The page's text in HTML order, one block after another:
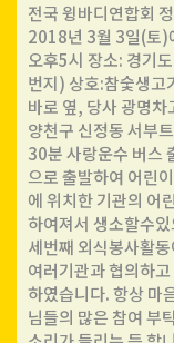
전국 윙바디연합회
2018년 3월 3일(토)
오후5시 장소: 경기
번지) 상호:참숯생
바로 옆, 당사 광명
양천구 신정동 서부
30분 사랑운수 버스
으로 출발하여 어린
에 위치한 기관의 어
하여져서 생소할수
세번째 외식봉사활
여러기관과 협의하
하였습니다. 항상 마
님들의 많은 참여 부